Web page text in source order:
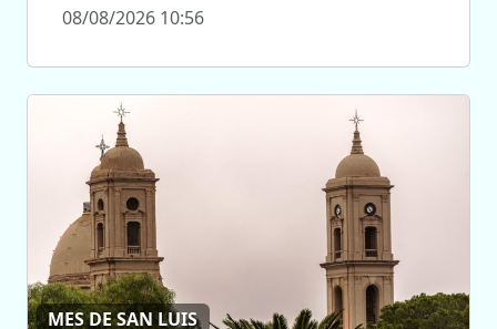
08/08/2026 10:56
MES DE SAN LUIS